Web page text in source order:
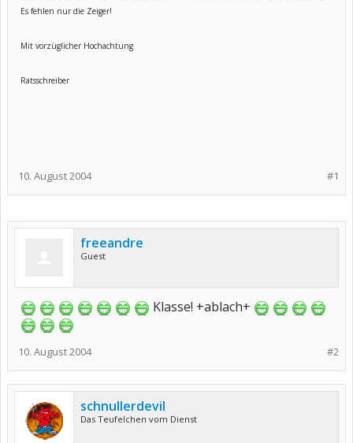
Es fehlen nur die Zeiger!
Mit vorzüglicher Hochachtung
Ratsschreiber
#1
10. August 2004
freeandre
Guest
Klasse! +ablach+
#2
10. August 2004
schnullerdevil
Das Teufelchen vom Dienst